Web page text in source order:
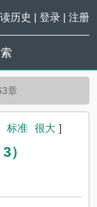
历史 | 登录| 注册
章
标准 很大 ]
）